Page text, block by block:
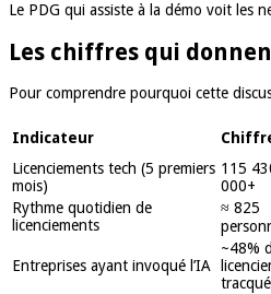
Le PDG qui assiste à la démo voit les
Les chiffres qui
Pour comprendre pourquoi cette
Indicateur
Licenciements tech (5 premiers
mois)
115
000+
Rythme quotidien de
licenciements
≈ 825
Entreprises ayant invoqué l’IA
~48%